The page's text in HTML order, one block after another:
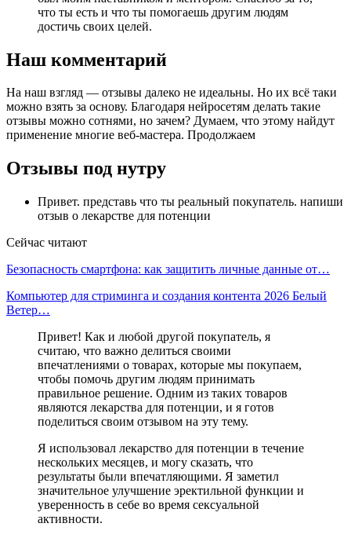
что ты есть и что ты помогаешь другим людям
достичь своих целей.
Наш комментарий
На наш взгляд — отзывы далеко не идеальны. Но их всё таки
можно взять за основу. Благодаря нейросетям делать такие
отзывы можно сотнями, но зачем? Думаем, что этому найдут
применение многие веб-мастера. Продолжаем
Отзывы под нутру
Привет. представь что ты реальный покупатель. напиши
отзыв о лекарстве для потенции
Сейчас читают
Безопасность смартфона: как защитить личные данные от…
Компьютер для стриминга и создания контента 2026 Белый
Ветер…
Привет! Как и любой другой покупатель, я
считаю, что важно делиться своими
впечатлениями о товарах, которые мы покупаем,
чтобы помочь другим людям принимать
правильное решение. Одним из таких товаров
являются лекарства для потенции, и я готов
поделиться своим отзывом на эту тему.
Я использовал лекарство для потенции в течение
нескольких месяцев, и могу сказать, что
результаты были впечатляющими. Я заметил
значительное улучшение эректильной функции и
уверенность в себе во время сексуальной
активности.